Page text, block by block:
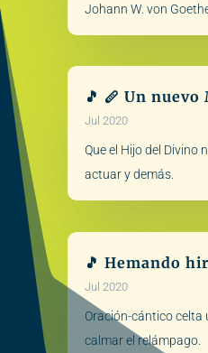
Johann W. von
🎵 🪈 Un nuevo
Jul 2020
Que el Hijo del Divino
actuar y demás.
🎵 Hemando
Jul 2020
Oración-cántico celta
calmar el relámpago.